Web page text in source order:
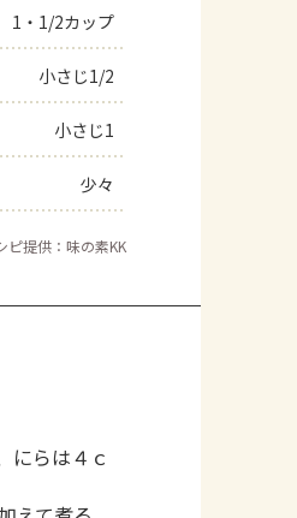
1・1/2カップ
小さじ1/2
小さじ1
少々
ピ提供：味の素KK
にらは４ｃ